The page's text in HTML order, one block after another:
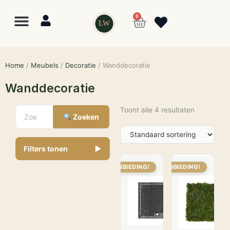
LW
0
Home / Meubels / Decoratie / Wanddecoratie
Wanddecoratie
Zoeken
Filters tonen ▼
Toont alle 4 resultaten
AANBIEDING! AANBIEDING!
⎯